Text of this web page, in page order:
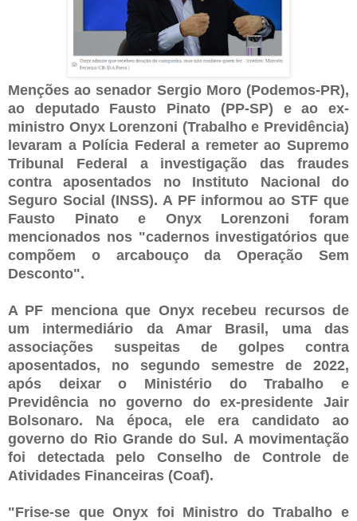
Menções ao senador Sergio Moro (Podemos-PR),
ao deputado Fausto Pinato (PP-SP) e ao ex-
ministro Onyx Lorenzoni (Trabalho e Previdência)
levaram a Polícia Federal a remeter ao Supremo
Tribunal Federal a investigação das fraudes
contra aposentados no Instituto Nacional do
Seguro Social (INSS). A PF informou ao STF que
Fausto Pinato e Onyx Lorenzoni foram
mencionados nos "cadernos investigatórios que
compõem o arcabouço da Operação Sem
Desconto".
A PF menciona que Onyx recebeu recursos de
um intermediário da Amar Brasil, uma das
associações suspeitas de golpes contra
aposentados, no segundo semestre de 2022,
após deixar o Ministério do Trabalho e
Previdência no governo do ex-presidente Jair
Bolsonaro. Na época, ele era candidato ao
governo do Rio Grande do Sul. A movimentação
foi detectada pelo Conselho de Controle de
Atividades Financeiras (Coaf).
"Frise-se que Onyx foi Ministro do Trabalho e